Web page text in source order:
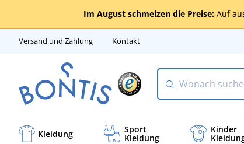
Im August schmelzen die Preise: Auf
Versand und Zahlung Kontakt
Kleidung Sport
Kleidung
Kinder